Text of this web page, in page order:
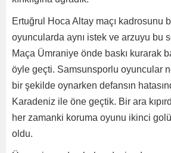
Ertuğrul Hoca Altay maçı kadrosunu
oyuncularda aynı istek ve arzuyu bu
Maça Ümraniye önde baskı kurarak
öyle geçti. Samsunsporlu oyuncular
bir şekilde oynarken defansın
Karadeniz ile öne geçtik. Bir ara
her zamanki koruma oyunu ikinci
oldu.